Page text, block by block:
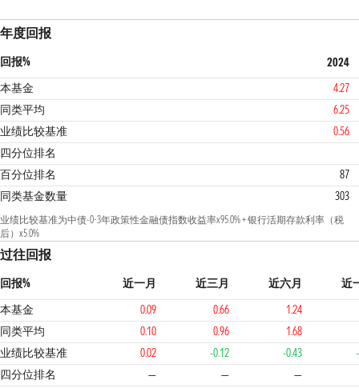
年度回报
回报%
2024
本基金
4.27
同类平均
6.25
业绩比较基准
0.56
四分位排名
4 1
百分位排名
87
同类基金数量
303
业绩比较基准为中债-0-3年政策性金融债指数收益率x95.0% + 银行活期存款利率（税
后）x5.0%
过往回报
回报% 近一月 近三月 近六月
近
本基金
0.09 0.66
1.24
同类平均
0.10 0.96
1.68
业绩比较基准
0.02 -0.12 -0.43
四分位排名
— — —
3